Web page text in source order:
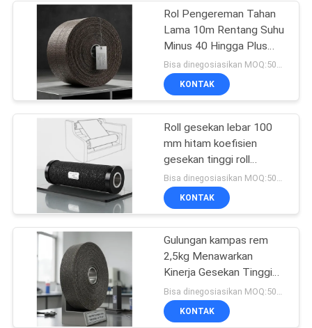
Bahan Gesekan Rem
bantalan rem mobil
Rol Pengereman Tahan
Lama 10m Rentang Suhu
Minus 40 Hingga Plus
300 Derajat Direkayasa
Untuk Sistem
Pengereman
Bisa dinegosiasikan MOQ:500 Kgs
KONTAK
Roll gesekan lebar 100
mm hitam koefisien
gesekan tinggi roll
dirancang untuk industri
pengolahan kertas dan
percetakan
Bisa dinegosiasikan MOQ:500 Kgs
KONTAK
Gulungan kampas rem
2,5kg Menawarkan
Kinerja Gesekan Tinggi
Rentang Suhu Negatif 40
Celsius hingga Positif
300 Celsius
KONTAK